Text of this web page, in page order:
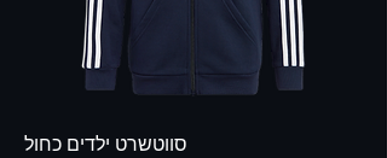
סווטשרט ילדים כחול